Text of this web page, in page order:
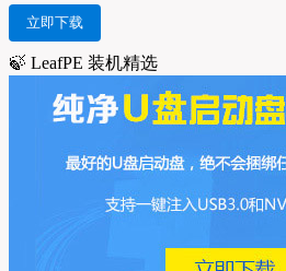
立即下载
🍃 LeafPE 装机精选